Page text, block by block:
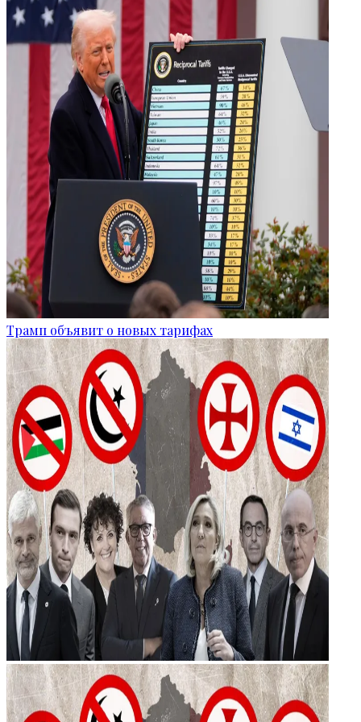
Трамп объявит о новых тарифах